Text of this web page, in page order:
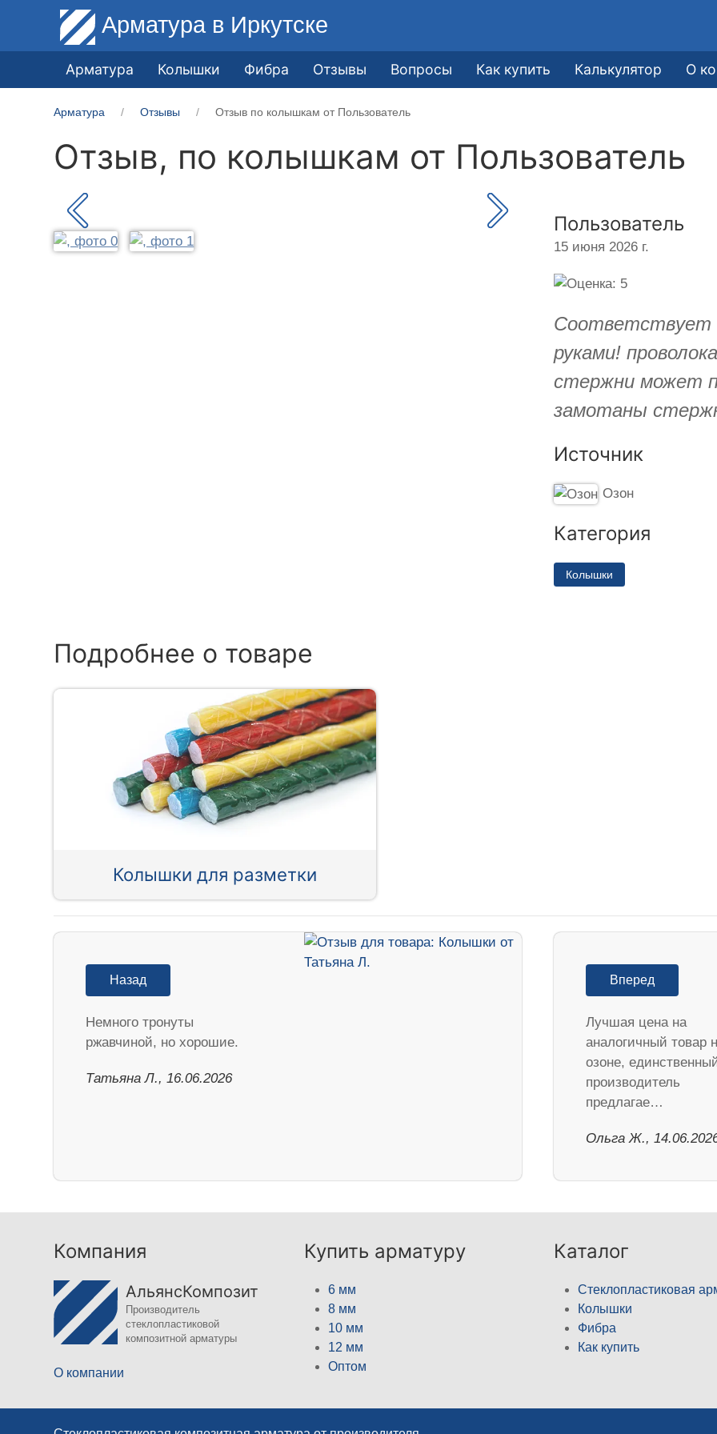
Арматура в Иркутске
Арматура Колышки Фибра Отзывы Вопросы Как купить Калькулятор О
Арматура Отзывы Отзыв по колышкам от Пользователь
Отзыв, по колышкам от Пользователь
Пользователь
15 июня 2026 г.
Соответствует
руками!
стержни может
замотаны
Источник
Озон
Категория
Колышки
Подробнее о товаре
Колышки для разметки
Назад
Немного тронуты
ржавчиной, но хорошие.
Татьяна Л., 16.06.2026
Вперед
Лучшая цена на
аналогичный товар
озоне,
производитель
предлагае…
Ольга Ж.,
Компания
АльянсКомпозит
Производитель
стеклопластиковой
композитной арматуры
О компании
Купить арматуру
6 мм
8 мм
10 мм
12 мм
Оптом
Каталог
Стеклопластиковая
Колышки
Фибра
Как купить